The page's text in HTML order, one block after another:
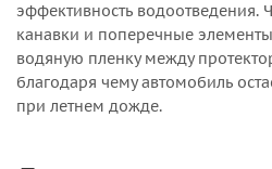
эффективность водоотведения.
канавки и поперечные
водяную пленку между
благодаря чему автомобиль
при летнем дожде.